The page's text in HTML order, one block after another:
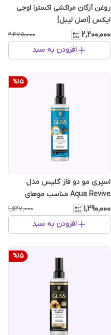
روغن آرگان مراکشی اکسترا اوجی
ایکس [اصل لیبل]
۲٬۲۰۰٬۰۰۰ ۲٬۴۷۵٬۰۰۰
افزودن به سبد
%15
اسپری مو دو فاز گلیس مدل
Aqua Revive مناسب موهای
معمولی و خشک ۲۰۰ میل
۱٬۲۹۰٬۰۰۰ ۱٬۵۲۷٬۰۰۰
افزودن به سبد
%15